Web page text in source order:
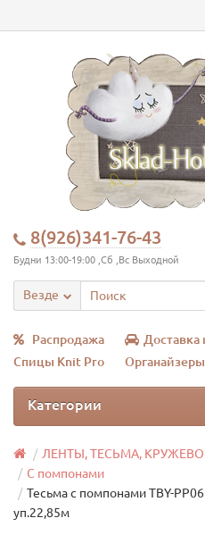
8(926)341-76-43
Будни 13:00-19:00 ,Сб ,Вс Выходной
Везде
Распродажа Доставка
Спицы Knit Pro
Категории
ЛЕНТЫ, ТЕСЬМА, КРУЖЕВО
С помпонами
Тесьма с помпонами TBY-
уп.22,85м